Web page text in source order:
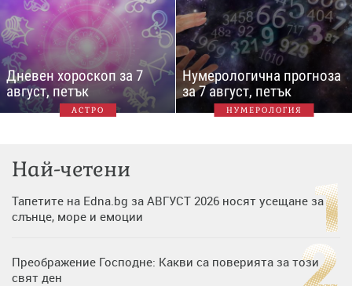
Дневен хороскоп за 7
август, петък
АСТРО
Нумерологична прогноза
за 7 август, петък
НУМЕРОЛОГИЯ
Най-четени
Тапетите на Edna.bg за АВГУСТ 2026 носят усещане за
слънце, море и емоции
Преображение Господне: Какви са поверията за този
свят ден